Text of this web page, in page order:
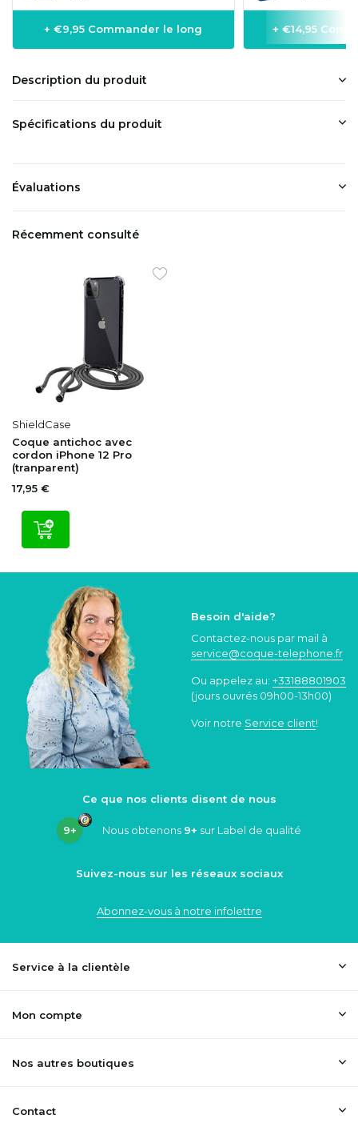
+ €9,95 Commander le long + €14,95
Description du produit
Spécifications du produit
Évaluations
Récemment consulté
ShieldCase
Coque antichoc avec
cordon iPhone 12 Pro
(tranparent)
17,95 €
Besoin d'aide?
Contactez-nous par mail à
service@coque-telephone.fr
Ou appelez au: +33188801903
(jours ouvrés 09h00-13h00)
Voir notre Service client!
Ce que nos clients disent de nous
9+ Nous obtenons 9+ sur Label de qualité
Suivez-nous sur les réseaux sociaux
Abonnez-vous à notre infolettre
Service à la clientèle
Mon compte
Nos autres boutiques
Contact